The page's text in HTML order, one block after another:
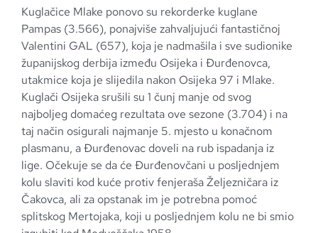
Kuglačice Mlake ponovo su rekorderke kuglane
Pampas (3.566), ponajviše zahvaljujući fantastičnoj
Valentini GAL (657), koja je nadmašila i sve sudionike
županijskog derbija između Osijeka i Đurđenovca,
utakmice koja je slijedila nakon Osijeka 97 i Mlake.
Kuglači Osijeka srušili su 1 čunj manje od svog
najboljeg domaćeg rezultata ove sezone (3.704) i na
taj način osigurali najmanje 5. mjesto u konačnom
plasmanu, a Đurđenovac doveli na rub ispadanja iz
lige. Očekuje se da će Đurđenovčani u posljednjem
kolu slaviti kod kuće protiv fenjeraša Željezničara iz
Čakovca, ali za opstanak im je potrebna pomoć
splitskog Mertojaka, koji u posljednjem kolu ne bi smio